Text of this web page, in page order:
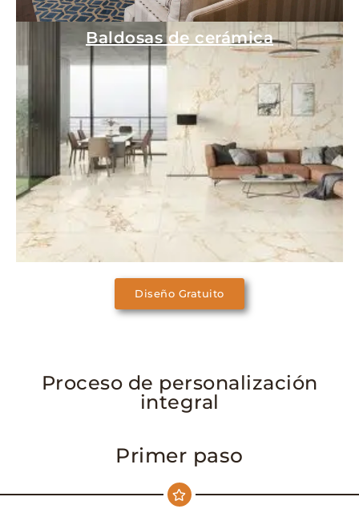
Baldosas de cerámica
Diseño Gratuito
Proceso de personalización
integral
Primer paso